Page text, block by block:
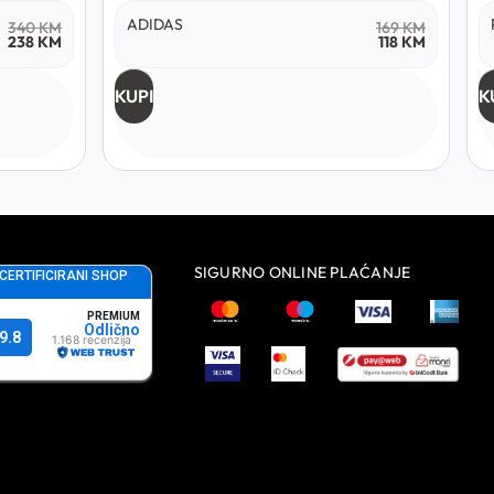
340KM
238 KM
ADIDAS 169KM
118 KM
KUPI
SIGURNO ONLINE PLAĆANJE